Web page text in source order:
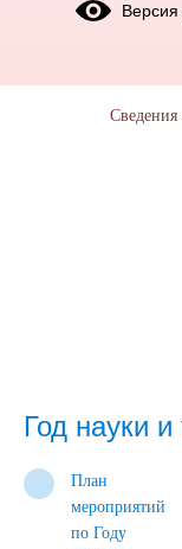
Год науки
План
мероприятий
по Году
Сведения